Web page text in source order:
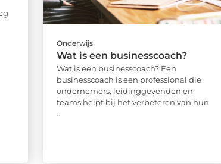
Onderwijs
Wat is een businesscoach?
Wat is een businesscoach? Een
businesscoach is een professional die
ondernemers, leidinggevenden en
teams helpt bij het verbeteren van hun
...